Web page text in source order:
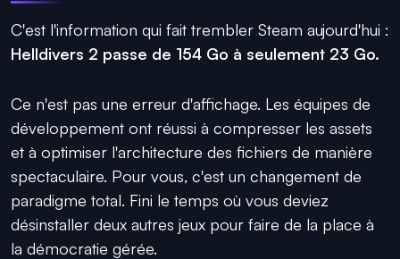
C'est l'information qui fait trembler Steam aujourd'hui :
Helldivers 2 passe de 154 Go à seulement 23 Go.
Ce n'est pas une erreur d'affichage. Les équipes de
développement ont réussi à compresser les assets
et à optimiser l'architecture des fichiers de manière
spectaculaire. Pour vous, c'est un changement de
paradigme total. Fini le temps où vous deviez
désinstaller deux autres jeux pour faire de la place à
la démocratie gérée.